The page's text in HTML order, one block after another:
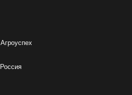
Агроуспех
Россия